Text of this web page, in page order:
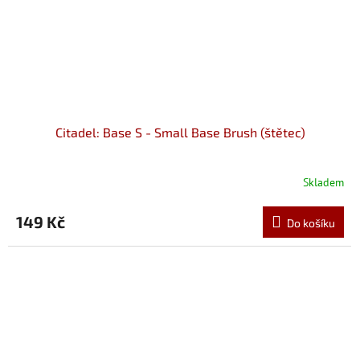
Citadel: Base S - Small Base Brush (štětec)
Skladem
149 Kč Do košíku